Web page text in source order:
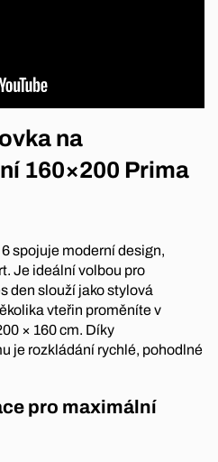
na
160×200 Prima
spojuje moderní design,
Je ideální volbou pro
den slouží jako stylová
vteřin proměníte v
× 160 cm. Díky
je rozkládání rychlé, pohodlné
pro maximální